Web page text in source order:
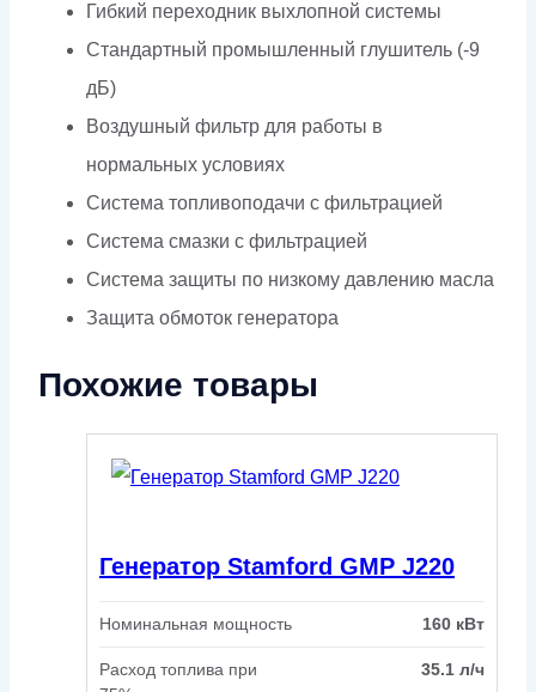
Гибкий переходник выхлопной системы
Стандартный промышленный глушитель (-9
дБ)
Воздушный фильтр для работы в
нормальных условиях
Система топливоподачи с фильтрацией
Система смазки с фильтрацией
Система защиты по низкому давлению масла
Защита обмоток генератора
Похожие товары
Генератор Stamford GMP J220
Номинальная мощность 160 кВт
Расход топлива при
35.1 л/ч